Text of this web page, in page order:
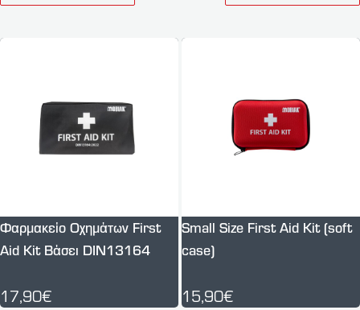
Φαρμακείο Οχημάτων First
Aid Kit Βάσει DIN13164
17,90€
Small Size First Aid Kit (soft
case)
15,90€